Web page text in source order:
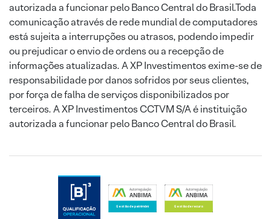
autorizada a funcionar pelo Banco Central do Brasil.Toda
comunicação através de rede mundial de computadores
está sujeita a interrupções ou atrasos, podendo impedir
ou prejudicar o envio de ordens ou a recepção de
informações atualizadas. A XP Investimentos exime-se de
responsabilidade por danos sofridos por seus clientes,
por força de falha de serviços disponibilizados por
terceiros. A XP Investimentos CCTVM S/A é instituição
autorizada a funcionar pelo Banco Central do Brasil.